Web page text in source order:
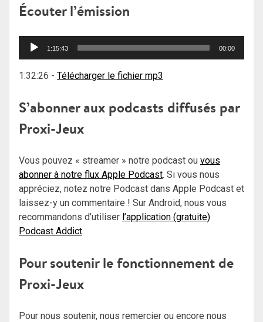
Écouter l’émission
Lecteur
1:15:43 00:00
1:32:26 - Télécharger le fichier mp3
S’abonner aux podcasts diffusés par
Proxi-Jeux
Vous pouvez « streamer » notre podcast ou vous
abonner à notre flux Apple Podcast. Si vous nous
appréciez, notez notre Podcast dans Apple Podcast et
laissez-y un commentaire ! Sur Android, nous vous
recommandons d’utiliser l’application (gratuite)
Podcast Addict.
Pour soutenir le fonctionnement de
Proxi-Jeux
Pour nous soutenir, nous remercier ou encore nous